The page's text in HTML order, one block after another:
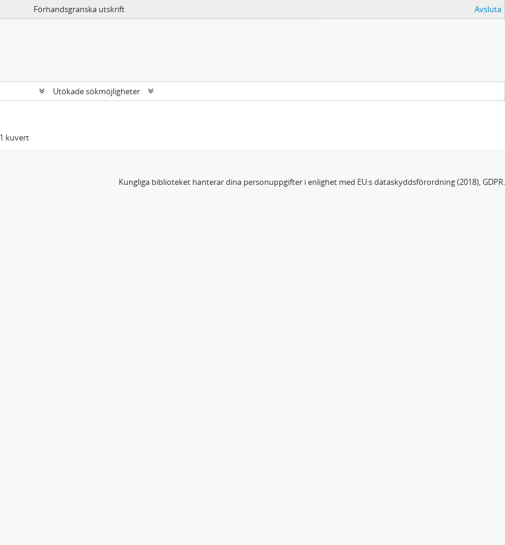
Förhandsgranska utskrift Avsluta
Utökade sökmöjligheter
kuvert
Kungliga biblioteket hanterar dina personuppgifter i enlighet med EU:s dataskyddsförordning (2018), GDPR.